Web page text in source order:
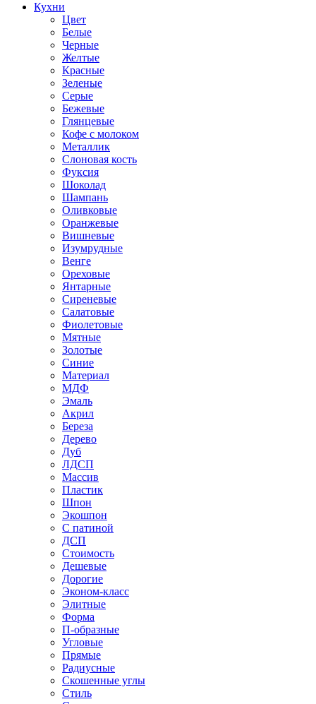
Кухни
Цвет
Белые
Черные
Желтые
Красные
Зеленые
Серые
Бежевые
Глянцевые
Кофе с молоком
Металлик
Слоновая кость
Фуксия
Шоколад
Шампань
Оливковые
Оранжевые
Вишневые
Изумрудные
Венге
Ореховые
Янтарные
Сиреневые
Салатовые
Фиолетовые
Мятные
Золотые
Синие
Материал
МДФ
Эмаль
Акрил
Береза
Дерево
Дуб
ЛДСП
Массив
Пластик
Шпон
Экошпон
С патиной
ДСП
Стоимость
Дешевые
Дорогие
Эконом-класс
Элитные
Форма
П-образные
Угловые
Прямые
Радиусные
Скошенные углы
Стиль